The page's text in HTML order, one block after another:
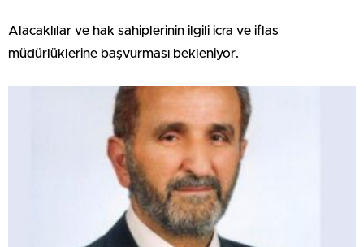
Alacaklılar ve hak sahiplerinin ilgili icra ve iflas
müdürlüklerine başvurması bekleniyor.